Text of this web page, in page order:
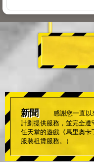
新聞
感謝您一直以
計劃提供服務，並完全
任天堂的遊戲《馬里奧卡
服裝租賃服務。）